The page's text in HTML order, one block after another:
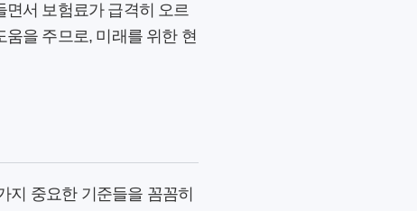
면서 보험료가 급격히 오르
을 주므로, 미래를 위한 현
지 중요한 기준들을 꼼꼼히